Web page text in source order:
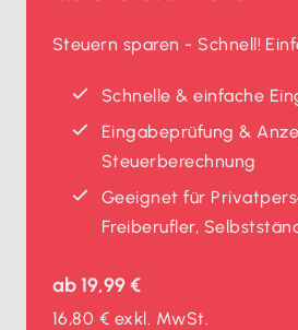
Steuern sparen - Schnell!
Schnelle & einfache
Eingabeprüfung &
Steuerberechnung
Geeignet für
Freiberufler,
ab 19,99 €
16,80 € exkl. MwSt.